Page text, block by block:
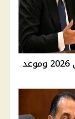
موقف ترحيل إجازة المولد النبوي 2026 وموعد